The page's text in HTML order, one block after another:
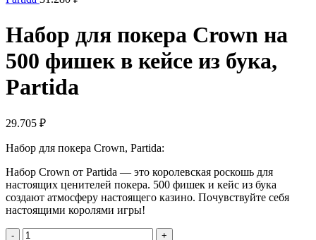
Набор для покера Crown на
500 фишек в кейсе из бука,
Partida
29.705 ₽
Набор для покера Crown, Partida:
Набор Crown от Partida — это королевская роскошь для
настоящих ценителей покера. 500 фишек и кейс из бука
создают атмосферу настоящего казино. Почувствуйте себя
настоящими королями игры!
Количество